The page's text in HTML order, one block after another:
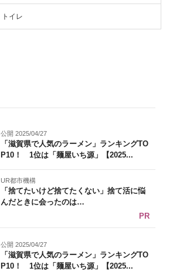
トイレ
公開 2025/04/27
「滋賀県で人気のラーメン」ランキングTO
P10！ 1位は「麺屋いち源」【2025...
UR都市機構
「捨てたいけど捨てたくない」捨て活に悩
んだときに会ったのは…
PR
公開 2025/04/27
「滋賀県で人気のラーメン」ランキングTO
P10！ 1位は「麺屋いち源」【2025...